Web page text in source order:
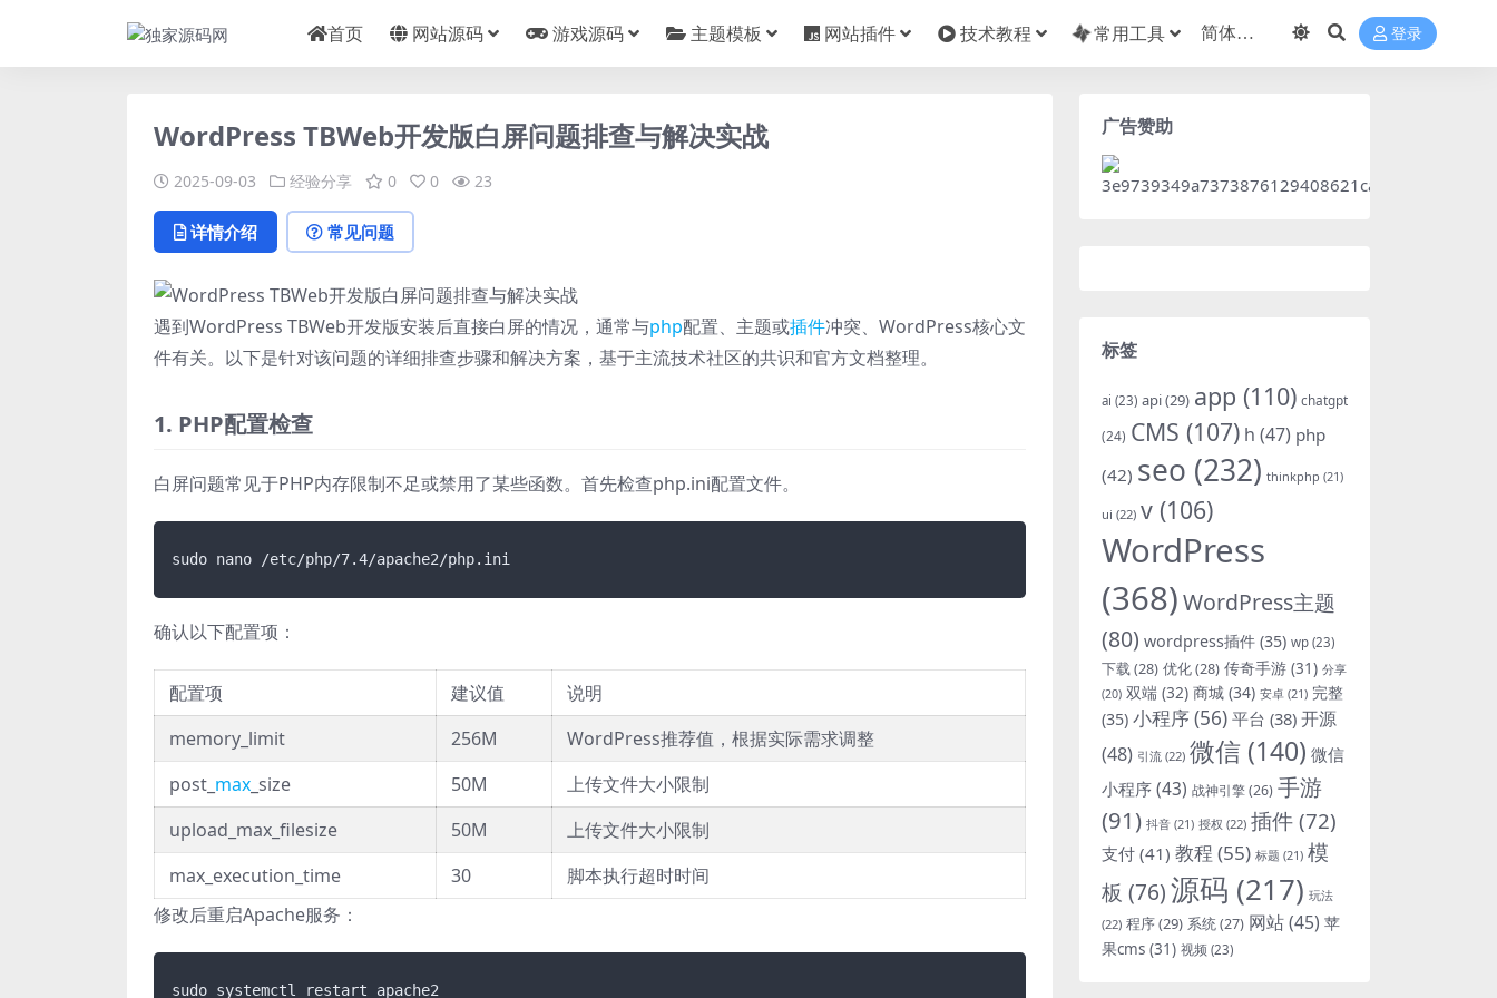
首页 网站源码 游戏源码 主题模板 网站插件 技术教程 常用工具 登录
WordPress TBWeb开发版白屏问题排查与解决实战
2025-09-03 经验分享 0 0 23
详情介绍 常见问题
遇到WordPress TBWeb开发版安装后直接白屏的情况，通常与php配置、主题或插件冲突、WordPress核心文
件有关。以下是针对该问题的详细排查步骤和解决方案，基于主流技术社区的共识和官方文档整理。
1. PHP配置检查
白屏问题常见于PHP内存限制不足或禁用了某些函数。首先检查php.ini配置文件。
确认以下配置项：
配置项 建议值
说明
memory_limit
256M
WordPress推荐值，根据实际需求调整
post_ max _size 50M
上传文件大小限制
upload_max_filesize
50M
上传文件大小限制
max_execution_time
30
脚本执行超时时间
修改后重启Apache服务：
广告赞助
标签
ai (23) api(29) app (110) chatgpt
(24) CMS (107) h (47) php
(42) seo (232) thinkphp (21)
ui (22) v (106)
WordPress
(368)WordPress主题
(80) wordpress插件 (35) wp (23)
下载(28) 优化(28) 传奇手游 (31) 分享
(20) 双端 (32) 商城 (34) 安卓 (21) 完整
(35) 小程序(56) 平台 (38) 开源
(48) 引流 (22) 微信 (140) 微信
小程序(43) 战神引擎(26) 手游
(91) 抖音 (21) 授权 (22) 插件 (72)
支付 (41) 教程 (55) 标题 (21) 模
板 (76)源码 (217) 玩法
(22) 程序(29) 系统(27) 网站(45) 苹
果cms (31) 视频 (23)